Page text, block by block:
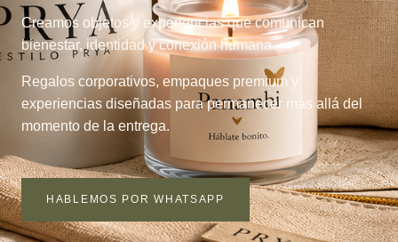
Creamos objetos y experiencias que comunican
bienestar, identidad y conexión humana.
Regalos corporativos, empaques premium y
experiencias diseñadas para permanecer más allá del
momento de la entrega.
HABLEMOS POR WHATSAPP